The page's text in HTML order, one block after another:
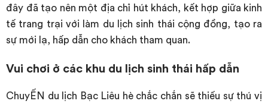
đây đã tạo nên một địa chỉ hút khách, kết hợp giữa kinh
tế trang trại với làm du lịch sinh thái cộng đồng, tạo ra
sự mới lạ, hấp dẫn cho khách tham quan.
Vui chơi ở các khu du lịch sinh thái hấp dẫn
ChuyẾN du lịch Bạc Liêu hè chắc chắn sẽ thiếu sự thú vị